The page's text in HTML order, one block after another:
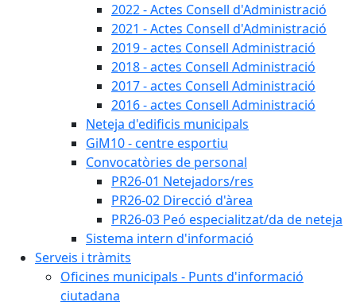
2022 - Actes Consell d'Administració
2021 - Actes Consell d'Administració
2019 - actes Consell Administració
2018 - actes Consell Administració
2017 - actes Consell Administració
2016 - actes Consell Administració
Neteja d'edificis municipals
GiM10 - centre esportiu
Convocatòries de personal
PR26-01 Netejadors/res
PR26-02 Direcció d'àrea
PR26-03 Peó especialitzat/da de neteja
Sistema intern d'informació
Serveis i tràmits
Oficines municipals - Punts d'informació
ciutadana